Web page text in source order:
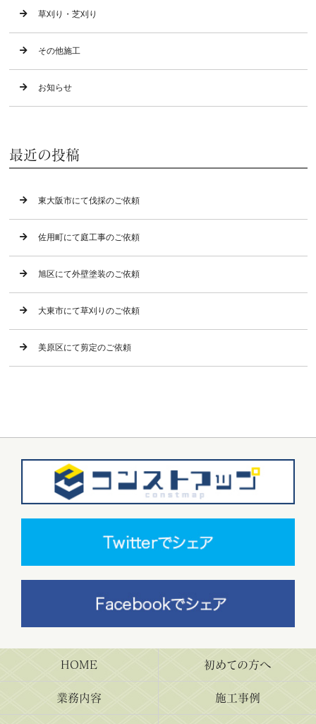
草刈り・芝刈り
その他施工
お知らせ
最近の投稿
東大阪市にて伐採のご依頼
佐用町にて庭工事のご依頼
旭区にて外壁塗装のご依頼
大東市にて草刈りのご依頼
美原区にて剪定のご依頼
HOME 初めての方へ
業務内容 施工事例